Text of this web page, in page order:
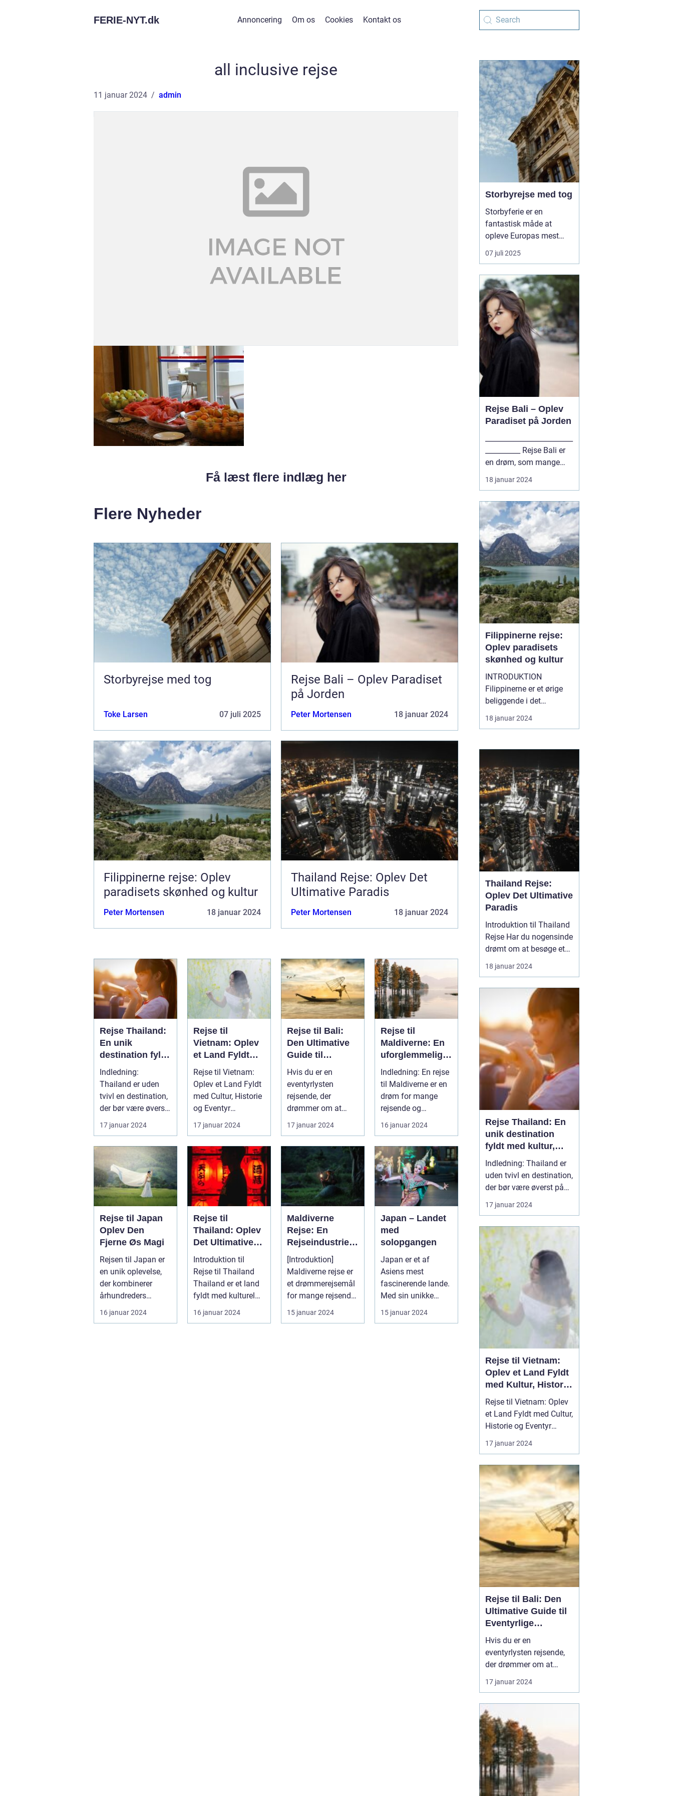
FERIE-NYT.dk Annoncering Om os Cookies Kontakt os
all inclusive rejse
11 januar 2024 admin
Få læst flere indlæg her
Flere Nyheder
Storbyrejse med tog
Toke Larsen 07 juli 2025
Rejse Bali – Oplev Paradiset
på Jorden
Peter Mortensen 18 januar 2024
Filippinerne rejse: Oplev
paradisets skønhed og kultur
Peter Mortensen 18 januar 2024
Thailand Rejse: Oplev Det
Ultimative Paradis
Peter Mortensen 18 januar 2024
Rejse Thailand:
En unik
destination fyldt
med kultur,
skønhed og
eventyr
Indledning:
Thailand er uden
tvivl en destination,
der bør være øverst
på listen for enhver
rejsende...
17 januar 2024
Rejse til
Vietnam: Oplev
et Land Fyldt
med Kultur,
Historie og
Eventyr
Rejse til Vietnam:
Oplev et Land Fyldt
med Cultur, Historie
og Eventyr
Introduktion Rejsen
til Vie...
17 januar 2024
Rejse til Bali:
Den Ultimative
Guide til
Eventyrlige
Rejsende
Hvis du er en
eventyrlysten
rejsende, der
drømmer om at
udforske
fjerntliggende og
eksotiske destina...
17 januar 2024
Rejse til
Maldiverne: En
uforglemmelig
oplevelse
Indledning: En rejse
til Maldiverne er en
drøm for mange
rejsende og
eventyrlystne. Det er
et paradi...
16 januar 2024
Rejse til Japan
Oplev Den
Fjerne Øs Magi
Rejsen til Japan er
en unik oplevelse,
der kombinerer
århundreders
traditioner med
moderne
16 januar 2024
Rejse til
Thailand: Oplev
Det Ultimative
Eventyr i Landet
Smilenes Land
Introduktion til
Rejse til Thailand
Thailand er et land
fyldt med kulturel
rigdom,
naturskønne land...
16 januar 2024
Maldiverne
Rejse: En
Rejseindustrien
s Perle
[Introduktion]
Maldiverne rejse er
et drømmerejsemål
for mange rejsende
og eventyrlystne.
Med sine k...
15 januar 2024
Japan – Landet
med
solopgangen
Japan er et af
Asiens mest
fascinerende lande.
Med sin unikke
blanding af
tradition og
15 januar 2024
Storbyrejse med tog
Storbyferie er en
fantastisk måde at
opleve Europas mest
spændende byer på. Og
hvad er en bedre måde
med tog? Med tog kan
du rejse komfortabelt og
hurtigt til byer som
Berlin, Hamburg, Paris,
Amster...
07 juli 2025
Rejse Bali – Oplev
Paradiset på Jorden
en drøm, som mange
eventyrlystne rejse...
18 januar 2024
Filippinerne rejse:
Oplev paradisets
skønhed og kultur
INTRODUKTION
Filippinerne er et ørige
beliggende i det
sydøstlige Asien,
bestående af 7.641
byder på en fantastisk
skønhed, kulturel
mangfoldighed og
unikke eventyr. Hvis du
er en rejsende og
eventyrlysten pers...
18 januar 2024
Thailand Rejse:
Oplev Det Ultimative
Paradis
Introduktion til Thailand
Rejse Har du nogensinde
drømt om at besøge et
sted, hvor solen skinner
året rundt, og
venter på dig? Så er en
Thailand rejse det
oplagte valg for dig!
Dette smukke land i det
sydøstlige Asien er kendt
fo...
18 januar 2024
Rejse Thailand: En
unik destination
fyldt med kultur,
skønhed og eventyr
Indledning: Thailand er
uden tvivl en destination,
der bør være øverst på
listen for enhver rejsende
og eventyrlysten sjæl.
skønhed, rige kultur og
spændende historie, er
det et land, der tilbyder
noget for enhver smag. I
denne artik...
17 januar 2024
Rejse til Vietnam:
Oplev et Land Fyldt
med Kultur, Historie
og Eventyr
Rejse til Vietnam: Oplev
et Land Fyldt med Cultur,
Historie og Eventyr
Introduktion Rejsen til
Vietnam kan være en
for enhver
rejseentusiast. Dette
land, der ligger i hjertet
af Sydøstasien, byder på
en rig historie, fasciner...
17 januar 2024
Rejse til Bali: Den
Ultimative Guide til
Eventyrlige
Rejsende
Hvis du er en
eventyrlysten rejsende,
der drømmer om at
udforske fjerntliggende
og eksotiske
uden tvivl et sted, du bør
have på din bucket list.
Denne artikel er en
omfattende guide til en
rejse til Bali, der vil give
dig al...
17 januar 2024